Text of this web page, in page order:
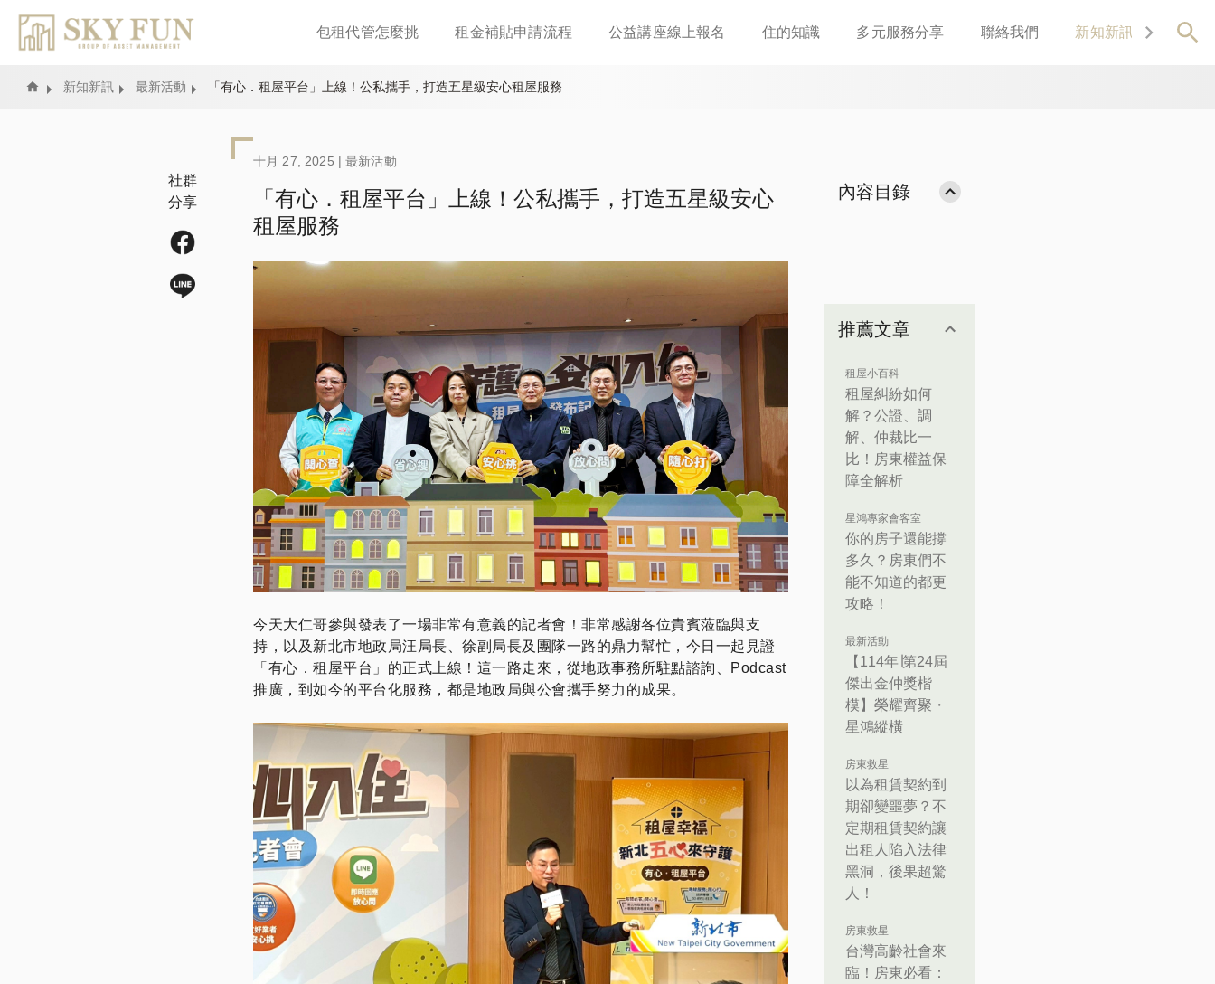
至
包租代管怎麼挑 租金補貼申請流程 公益講座線上報名 住的知識 多元服務分享 聯絡我們 新知新訊 關於
Home 新知新訊 最新活動 「有心．租屋平台」上線！公私攜手，打造五星級安心租屋服務
十月 27, 2025 |最新活動
「有心．租屋平台」上線！公私攜手，打造五星級安心
租屋服務
今天大仁哥參與發表了一場非常有意義的記者會！非常感謝各位貴賓蒞臨與支
持，以及新北市地政局汪局長、徐副局長及團隊一路的鼎力幫忙，今日一起見證
「有心．租屋平台」的正式上線！這一路走來，從地政事務所駐點諮詢、Podcast
推廣，到如今的平台化服務，都是地政局與公會攜手努力的成果。
社群
分享
內容目錄
推薦文章
租屋小百科
租屋糾紛如何
解？公證、調
解、仲裁比一
比！房東權益保
障全解析
星鴻專家會客室
你的房子還能撐
多久？房東們不
能不知道的都更
攻略！
最新活動
【114年∣第24屆
傑出金仲獎楷
模】榮耀齊聚・
星鴻縱橫
房東救星
以為租賃契約到
期卻變噩夢？不
定期租賃契約讓
出租人陷入法律
黑洞，後果超驚
人！
房東救星
台灣高齡社會來
臨！房東必看：